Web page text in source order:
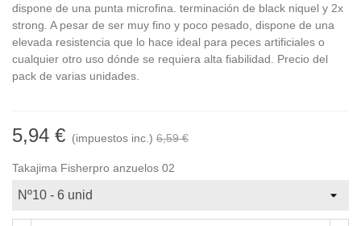
dispone de una punta microfina. terminación de black niquel y 2x
strong. A pesar de ser muy fino y poco pesado, dispone de una
elevada resistencia que lo hace ideal para peces artificiales o
cualquier otro uso dónde se requiera alta fiabilidad. Precio del
pack de varias unidades.
5,94 € (impuestos inc.) 6,59 €
Takajima Fisherpro anzuelos 02